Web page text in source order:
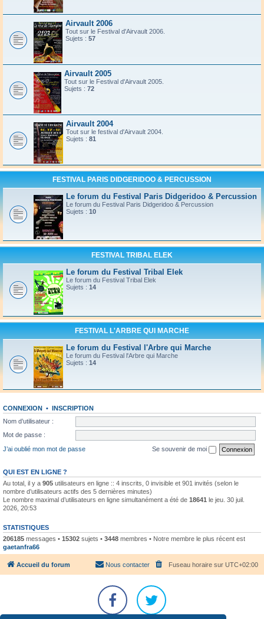
Airvault 2006
Tout sur le Festival d'Airvault 2006.
Sujets : 57
Airvault 2005
Tout sur le Festival d'Airvault 2005.
Sujets : 72
Airvault 2004
Tout sur le festival d'Airvault 2004.
Sujets : 81
FESTIVAL PARIS DIDGERIDOO & PERCUSSION
Le forum du Festival Paris Didgeridoo & Percussion
Le forum du Festival Paris Didgeridoo & Percussion
Sujets : 10
FESTIVAL TRIBAL ELEK
Le forum du Festival Tribal Elek
Le forum du Festival Tribal Elek
Sujets : 14
FESTIVAL L'ARBRE QUI MARCHE
Le forum du Festival l'Arbre qui Marche
Le forum du Festival l'Arbre qui Marche
Sujets : 14
CONNEXION • INSCRIPTION
Nom d’utilisateur :
Mot de passe :
J’ai oublié mon mot de passe
Se souvenir de moi
QUI EST EN LIGNE ?
Au total, il y a 905 utilisateurs en ligne :: 4 inscrits, 0 invisible et 901 invités (selon le
nombre d’utilisateurs actifs des 5 dernières minutes)
Le nombre maximal d’utilisateurs en ligne simultanément a été de 18641 le jeu. 30 juil.
2026, 20:53
STATISTIQUES
206185 messages • 15302 sujets • 3448 membres • Notre membre le plus récent est
gaetanfra66
Accueil du forum Fuseau horaire sur UTC+02:00
Nous contacter